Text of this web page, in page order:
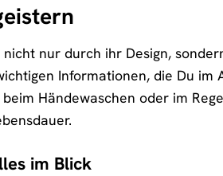
nicht nur durch ihr Design,
Informationen, die Du
Händewaschen oder im
im Blick